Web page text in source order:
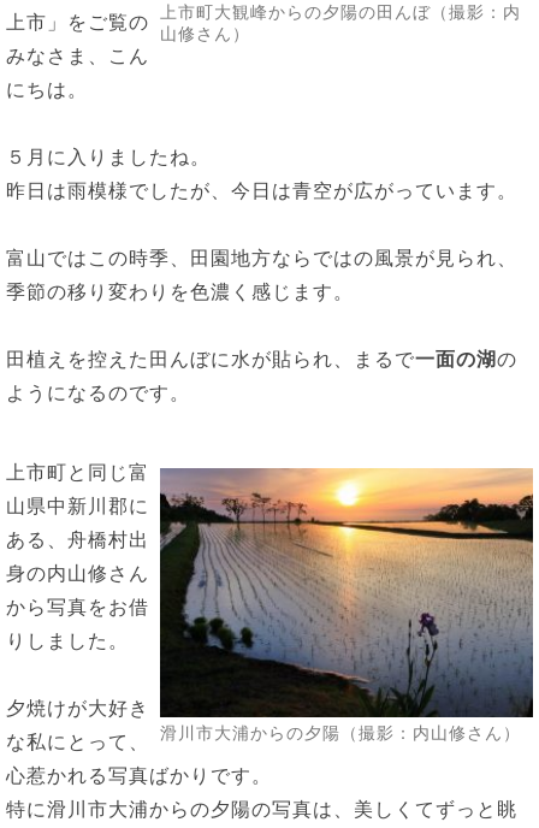
上市町大観峰からの夕陽の田んぼ（撮影：内
山修さん）
上市」をご覧の
みなさま、こん
にちは。
５月に入りましたね。
昨日は雨模様でしたが、今日は青空が広がっています。
富山ではこの時季、田園地方ならではの風景が見られ、
季節の移り変わりを色濃く感じます。
田植えを控えた田んぼに水が貼られ、まるで一面の湖の
ようになるのです。
滑川市大浦からの夕陽（撮影：内山修さん）
上市町と同じ富
山県中新川郡に
ある、舟橋村出
身の内山修さん
から写真をお借
りしました。
夕焼けが大好き
な私にとって、
心惹かれる写真ばかりです。
特に滑川市大浦からの夕陽の写真は、美しくてずっと眺